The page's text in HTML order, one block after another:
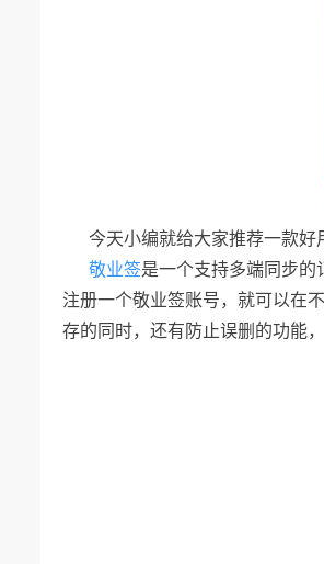
今天小编就给大家推荐一款好
敬业签是一个支持多端同步的
注册一个敬业签账号，就可以在
存的同时，还有防止误删的功能